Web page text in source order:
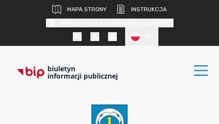
MAPA STRONY
INSTRUKCJA
biuletyn
informacji publicznej